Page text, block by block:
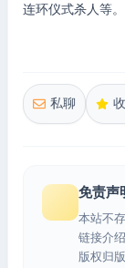
连环仪式杀人等
私聊
免责声
本站不
链接介
版权归